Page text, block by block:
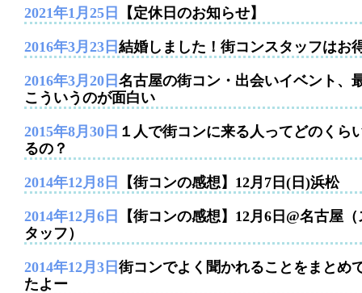
2021年1月25日 【定休日のお知らせ】
2016年3月23日 結婚しました！街コンスタッフはお
2016年3月20日 名古屋の街コン・出会いイベント、
こういうのが面白い
2015年8月30日 １人で街コンに来る人ってどのくら
るの？
2014年12月8日 【街コンの感想】12月7日(日)浜松
2014年12月6日
【街コンの感想】12月6日@名古屋（
タッフ）
2014年12月3日 街コンでよく聞かれることをまとめ
たよー